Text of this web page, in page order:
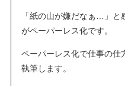
「紙の山が嫌だなぁ…」
がペーパーレス化です。
ペーパーレス化で仕事の仕
執筆します。